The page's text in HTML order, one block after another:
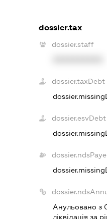
dossier.tax
dossier.staff
dossier.taxDebt
dossier.esvDebt
Анульовано з
лiквiдацiя за